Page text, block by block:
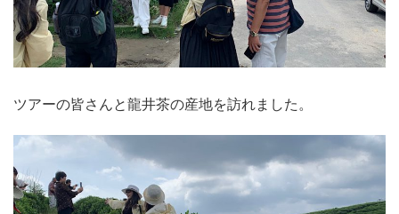
ツアーの皆さんと龍井茶の産地を訪れました。